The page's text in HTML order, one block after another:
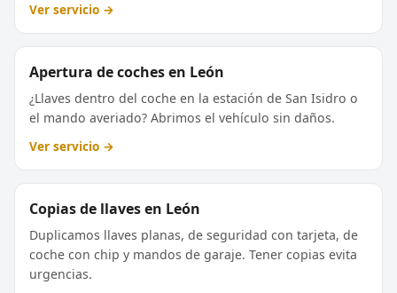
Ver servicio →
Apertura de coches en León
¿Llaves dentro del coche en la estación de San Isidro o
el mando averiado? Abrimos el vehículo sin daños.
Ver servicio →
Copias de llaves en León
Duplicamos llaves planas, de seguridad con tarjeta, de
coche con chip y mandos de garaje. Tener copias evita
urgencias.